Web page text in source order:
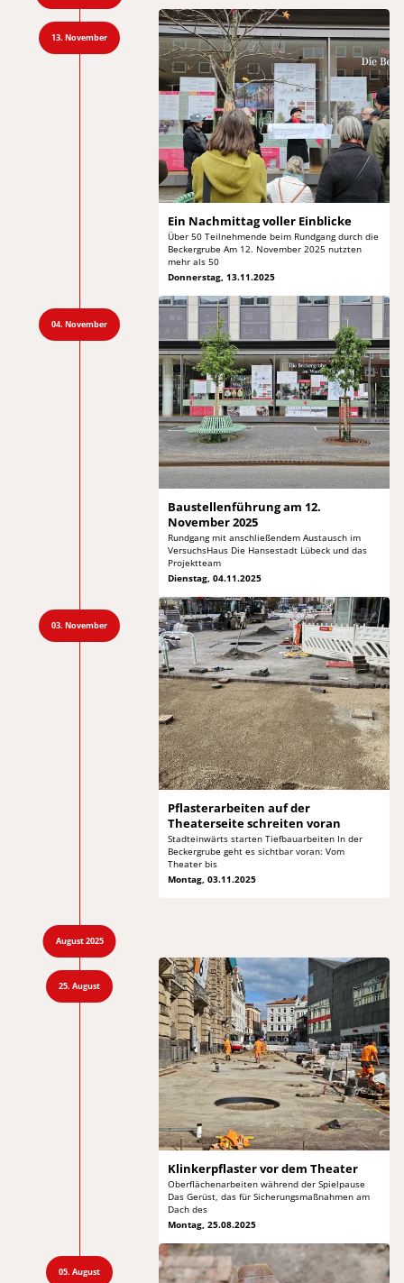
13. November
Ein Nachmittagvoller Einblicke
Über 50 Teilnehmende beim Rundgang durch die
Beckergrube Am 12. November 2025 nutzten
mehr als 50
Donnerstag, 13.11.2025
04. November
Baustellenführung am 12.
November 2025
Rundgang mit anschließendem Austausch im
VersuchsHaus Die Hansestadt Lübeck und das
Projektteam
Dienstag, 04.11.2025
03. November
Pflasterarbeiten auf der
Theaterseite schreiten voran
Stadteinwärts starten Tiefbauarbeiten In der
Beckergrube geht es sichtbar voran: Vom
Theater bis
Montag, 03.11.2025
August 2025
25. August
Klinkerpflaster vordem Theater
Oberflächenarbeiten während der Spielpause
Das Gerüst, das für Sicherungsmaßnahmen am
Dach des
Montag, 25.08.2025
05. August